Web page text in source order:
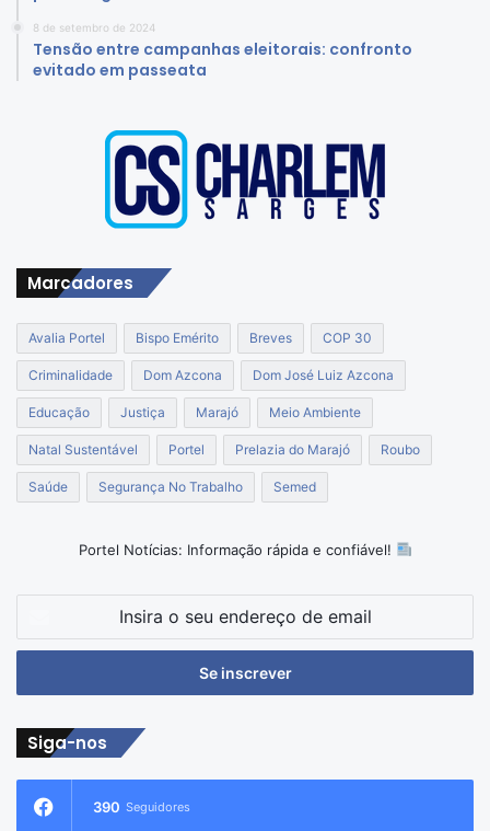
8 de setembro de 2024
Tensão entre campanhas eleitorais: confronto
evitado em passeata
Marcadores
Avalia Portel Bispo Emérito Breves COP 30
Criminalidade Dom Azcona Dom José Luiz Azcona
Educação Justiça Marajó Meio Ambiente
Natal Sustentável Portel Prelazia do Marajó Roubo
Saúde Segurança No Trabalho Semed
Portel Notícias: Informação rápida e confiável!
seu
de
Siga-nos
390 Seguidores